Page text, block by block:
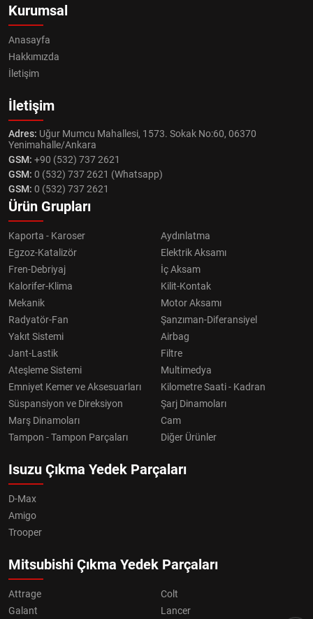
Kurumsal
Anasayfa
Hakkımızda
İletişim
İletişim
Adres: Uğur Mumcu Mahallesi, 1573. Sokak No:60, 06370
Yenimahalle/Ankara
GSM: +90 (532) 737 2621
GSM: 0 (532) 737 2621 (Whatsapp)
GSM: 0 (532) 737 2621
Ürün Grupları
Kaporta - Karoser
Aydınlatma
Egzoz-Katalizör
Elektrik Aksamı
Fren-Debriyaj
İç Aksam
Kalorifer-Klima
Kilit-Kontak
Mekanik
Motor Aksamı
Radyatör-Fan
Şanzıman-Diferansiyel
Yakıt Sistemi
Airbag
Jant-Lastik
Filtre
Ateşleme Sistemi
Multimedya
Emniyet Kemer ve Aksesuarları
Kilometre Saati - Kadran
Süspansiyon ve Direksiyon
Şarj Dinamoları
Marş Dinamoları
Cam
Tampon - Tampon Parçaları
Diğer Ürünler
Isuzu Çıkma Yedek Parçaları
D-Max
Amigo
Trooper
Mitsubishi Çıkma Yedek Parçaları
Attrage
Colt
Galant
Lancer